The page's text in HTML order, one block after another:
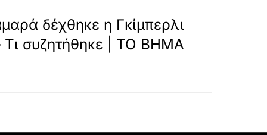
δέχθηκε η Γκίμπερλι
Τι συζητήθηκε | ΤΟ ΒΗΜΑ